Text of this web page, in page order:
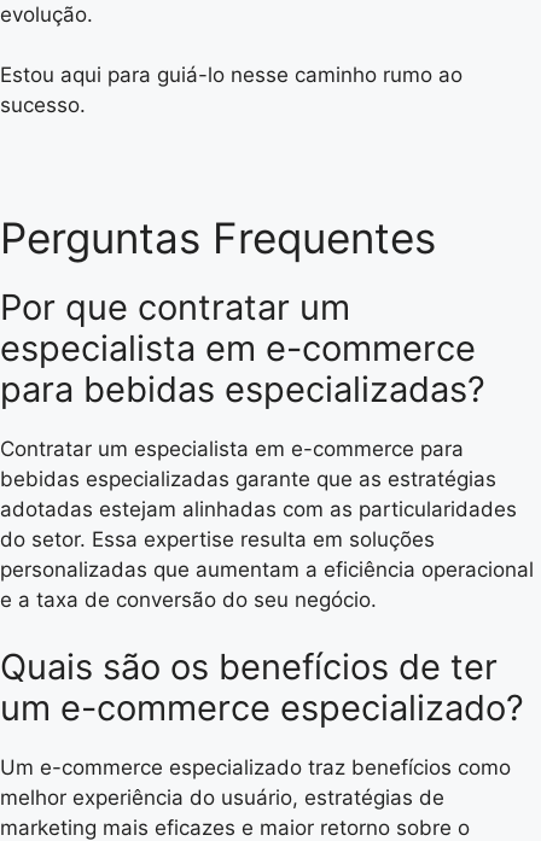
evolução.
Estou aqui para guiá-lo nesse caminho rumo ao
sucesso.
Perguntas Frequentes
Por que contratar um
especialista em e-commerce
para bebidas especializadas?
Contratar um especialista em e-commerce para
bebidas especializadas garante que as estratégias
adotadas estejam alinhadas com as particularidades
do setor. Essa expertise resulta em soluções
personalizadas que aumentam a eficiência operacional
e a taxa de conversão do seu negócio.
Quais são os benefícios de ter
um e-commerce especializado?
Um e-commerce especializado traz benefícios como
melhor experiência do usuário, estratégias de
marketing mais eficazes e maior retorno sobre o